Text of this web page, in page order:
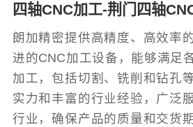
四轴CNC加工-荆门四轴
朗加精密提供高精度、高效率
进的CNC加工设备，能够满足
加工，包括切割、铣削和钻孔
实力和丰富的行业经验，广泛
行业，确保产品的质量和交货